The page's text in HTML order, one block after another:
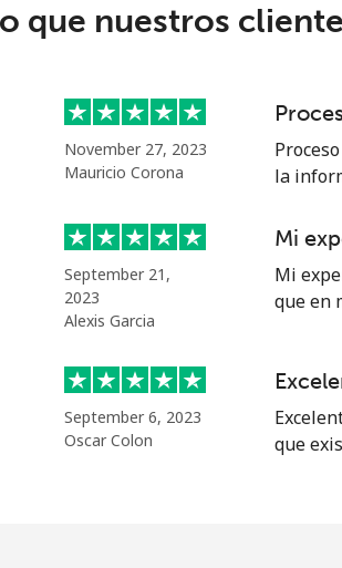
que nuestros
November 27, 2023
Mauricio Corona
la
September 21,
2023
Alexis Garcia
Mi
Mi
que en
September 6, 2023
Oscar Colon
que